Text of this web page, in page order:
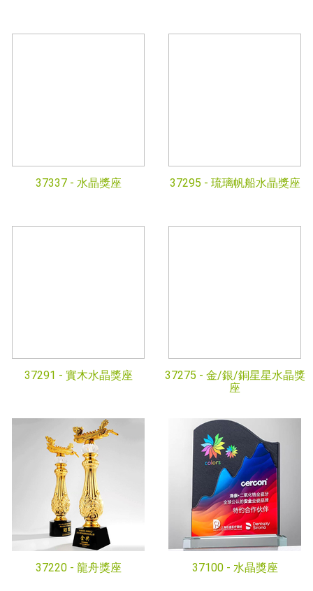
37337 - 水晶獎座 37295 - 琉璃帆船水晶獎座
37291 - 實木水晶獎座 37275 - 金/銀/銅星星水晶獎
座
37220 - 龍舟獎座 37100 - 水晶獎座